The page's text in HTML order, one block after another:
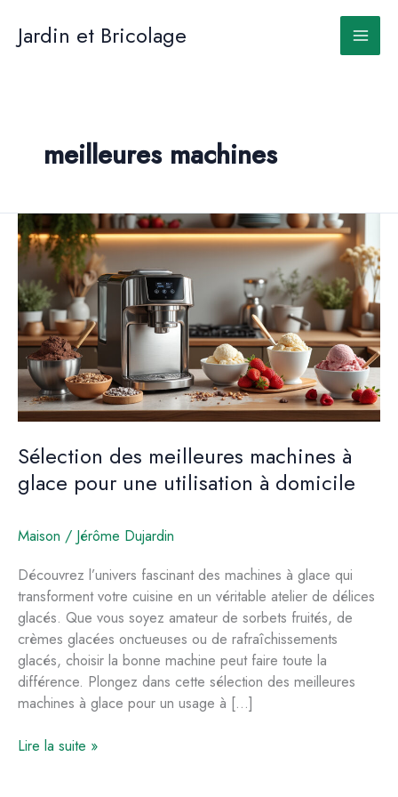
contenu
Jardin et Bricolage
meilleures machines
Sélection des meilleures machines à
glace pour une utilisation à domicile
Maison / Jérôme Dujardin
Découvrez l’univers fascinant des machines à glace qui
transforment votre cuisine en un véritable atelier de délices
glacés. Que vous soyez amateur de sorbets fruités, de
crèmes glacées onctueuses ou de rafraîchissements
glacés, choisir la bonne machine peut faire toute la
différence. Plongez dans cette sélection des meilleures
machines à glace pour un usage à […]
Sélection
Lire la suite »